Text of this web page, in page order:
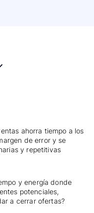
ahorra tiempo a los
de error y se
y repetitivas
y energía donde
potenciales,
a cerrar ofertas?